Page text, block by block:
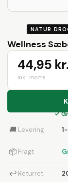
NATUR
Wellness
44,95 kr.
inkl. moms
✓
🚚 Levering
📦 Fragt
↩ Returret